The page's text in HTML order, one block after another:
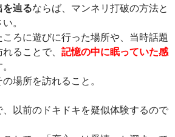
を辿るならば、マンネリ打破の方法と
。
ころに遊びに行った場所や、当時話題
ることで、 記憶の中に眠っていた感
場所を訪れること。
以前のドキドキを疑似体験するので